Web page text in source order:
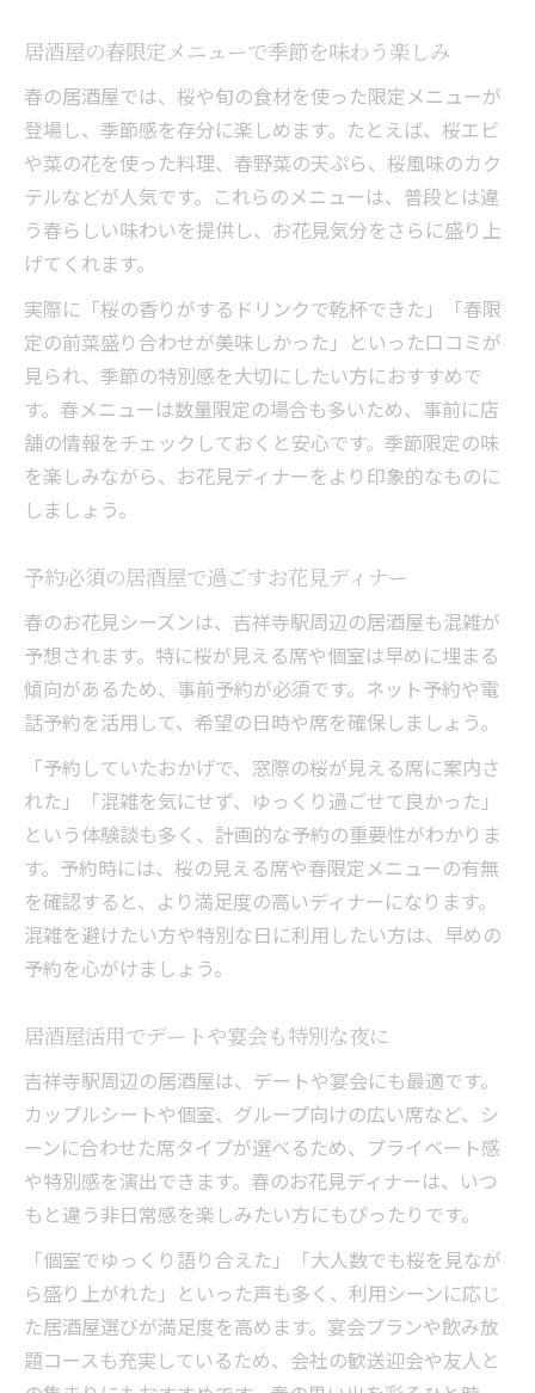
居酒屋の春限定メニューで季節を味わう楽しみ
春の居酒屋では、桜や旬の食材を使った限定メニューが
登場し、季節感を存分に楽しめます。たとえば、桜エビ
や菜の花を使った料理、春野菜の天ぷら、桜風味のカク
テルなどが人気です。これらのメニューは、普段とは違
う春らしい味わいを提供し、お花見気分をさらに盛り上
げてくれます。
実際に「桜の香りがするドリンクで乾杯できた」「春限
定の前菜盛り合わせが美味しかった」といった口コミが
見られ、季節の特別感を大切にしたい方におすすめで
す。春メニューは数量限定の場合も多いため、事前に店
舗の情報をチェックしておくと安心です。季節限定の味
を楽しみながら、お花見ディナーをより印象的なものに
しましょう。
予約必須の居酒屋で過ごすお花見ディナー
春のお花見シーズンは、吉祥寺駅周辺の居酒屋も混雑が
予想されます。特に桜が見える席や個室は早めに埋まる
傾向があるため、事前予約が必須です。ネット予約や電
話予約を活用して、希望の日時や席を確保しましょう。
「予約していたおかげで、窓際の桜が見える席に案内さ
れた」「混雑を気にせず、ゆっくり過ごせて良かった」
という体験談も多く、計画的な予約の重要性がわかりま
す。予約時には、桜の見える席や春限定メニューの有無
を確認すると、より満足度の高いディナーになります。
混雑を避けたい方や特別な日に利用したい方は、早めの
予約を心がけましょう。
居酒屋活用でデートや宴会も特別な夜に
吉祥寺駅周辺の居酒屋は、デートや宴会にも最適です。
カップルシートや個室、グループ向けの広い席など、シ
ーンに合わせた席タイプが選べるため、プライベート感
や特別感を演出できます。春のお花見ディナーは、いつ
もと違う非日常感を楽しみたい方にもぴったりです。
「個室でゆっくり語り合えた」「大人数でも桜を見なが
ら盛り上がれた」といった声も多く、利用シーンに応じ
た居酒屋選びが満足度を高めます。宴会プランや飲み放
題コースも充実しているため、会社の歓送迎会や友人と